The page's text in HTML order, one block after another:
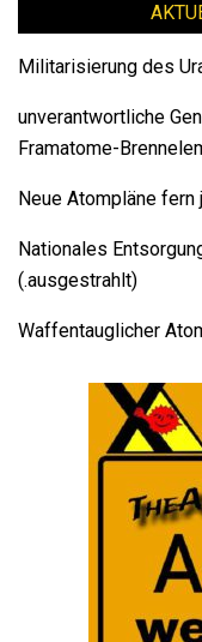
Militarisierung des
unverantwortliche
Framatome-
Neue Atompläne fern
Nationales
(.ausgestrahlt)
Waffentauglicher